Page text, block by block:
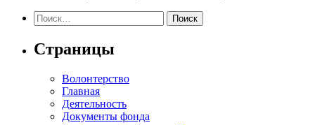
Найти:
Страницы
Волонтерство
Главная
Деятельность
Документы фонда